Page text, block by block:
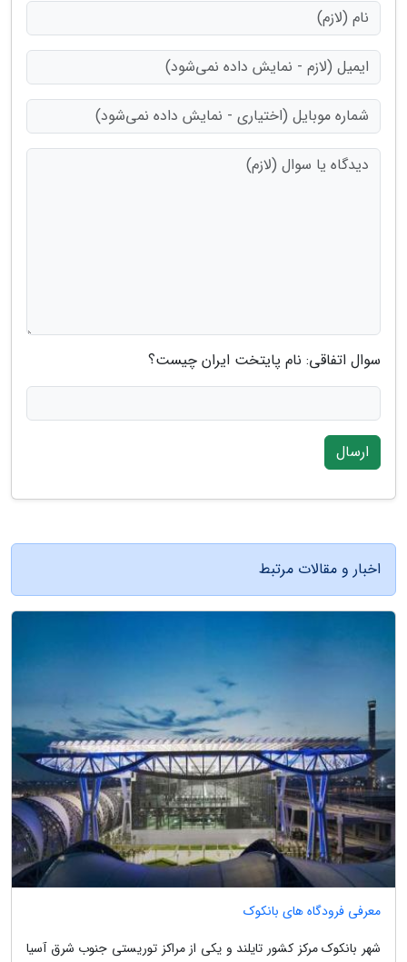
سوال اتفاقی: نام پایتخت ایران چیست؟
ارسال
اخبار و مقالات مرتبط
معرفی فرودگاه های بانکوک
شهر بانکوک مرکز کشور تایلند و یکی از مراکز توریستی جنوب شرق آسیا